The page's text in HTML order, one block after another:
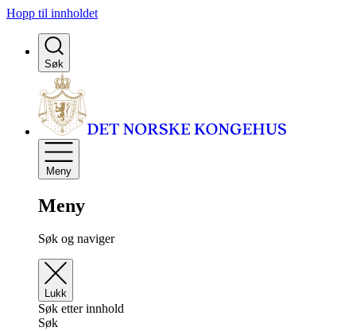
Hopp til innholdet
Søk
Meny
Meny
Søk og naviger
Lukk
Søk etter innhold
Søk